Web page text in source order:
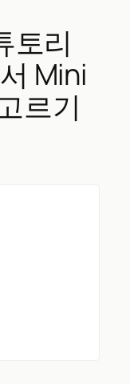
토리
Mini
르기